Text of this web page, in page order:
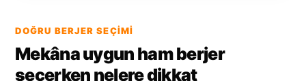
DOĞRU BERJER SEÇIMI
Mekâna uygun ham berjer
seçerken nelere dikkat